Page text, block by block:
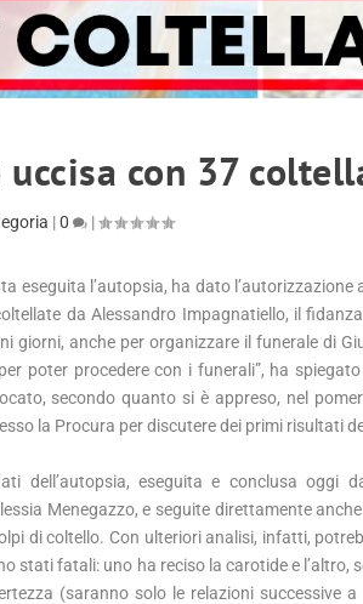
con 37
|0 |
eseguita l’autopsia, ha dato
da Alessandro Impagnatiello, il
giorni, anche per organizzare il funerale di
poter procedere con i funerali”, ha
secondo quanto si è appreso, nel
la Procura per discutere dei primi risultati
dell’autopsia, eseguita e conclusa oggi
Menegazzo, e seguite direttamente
di coltello. Con ulteriori analisi, infatti,
stati fatali: uno ha reciso la carotide e l’altro,
(saranno solo le relazioni successive